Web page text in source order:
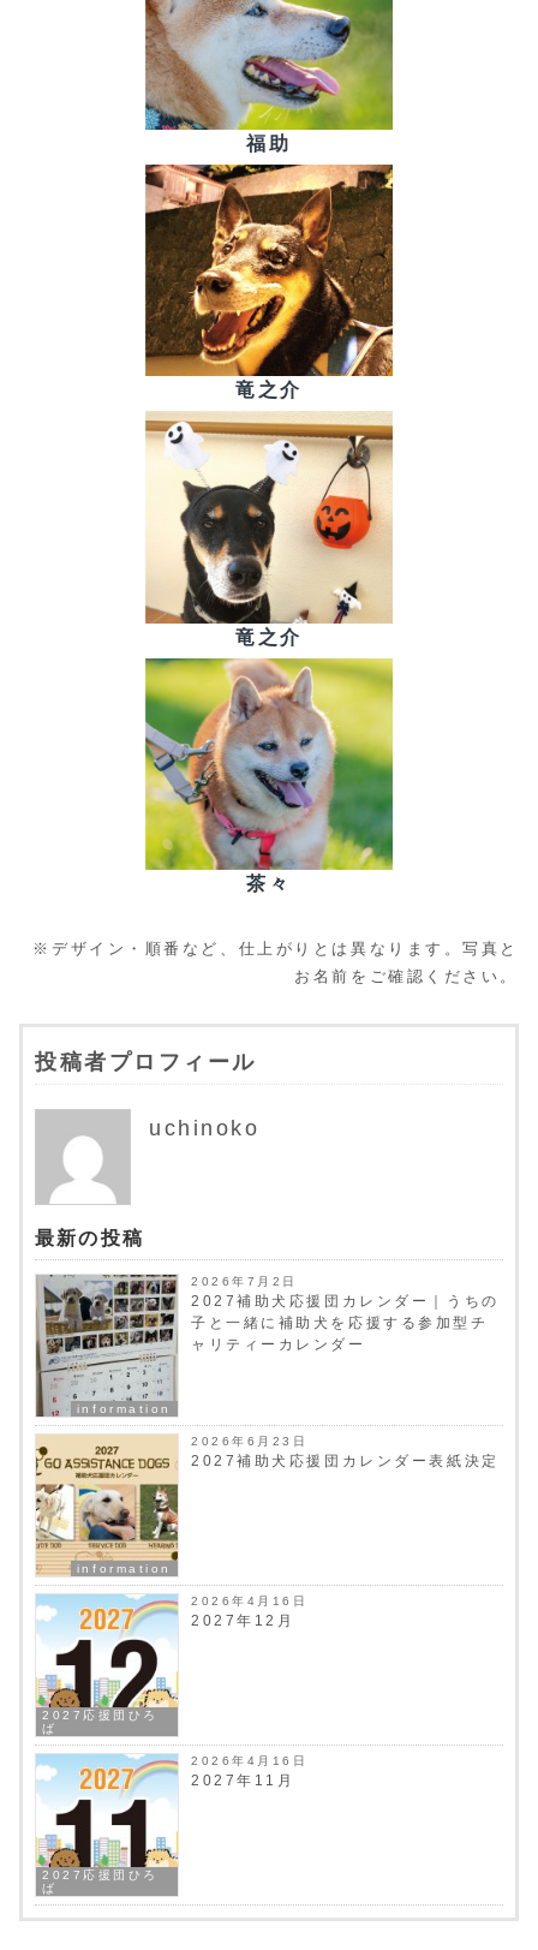
福助
竜之介
竜之介
茶々
※デザイン・順番など、仕上がりとは異なります。写真と
お名前をご確認ください。
投稿者プロフィール
uchinoko
最新の投稿
information
2026年7月2日
2027補助犬応援団カレンダー｜うちの
子と一緒に補助犬を応援する参加型チ
ャリティーカレンダー
information
2026年6月23日
2027補助犬応援団カレンダー表紙決定
2027応援団ひろ
ば
2026年4月16日
2027年12月
2027応援団ひろ
ば
2026年4月16日
2027年11月